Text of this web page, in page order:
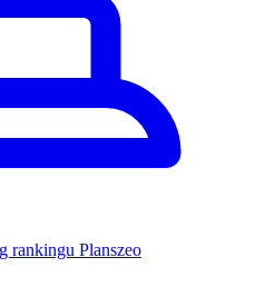
rankingu Planszeo